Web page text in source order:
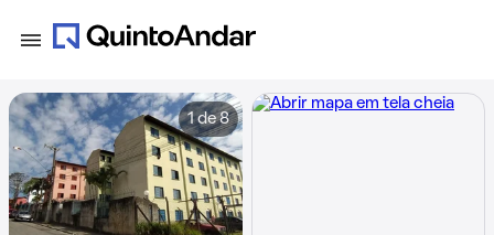
1 de 8